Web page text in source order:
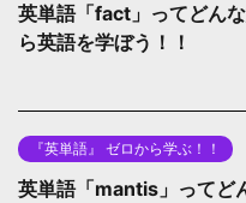
英単語「fact」ってどん
ら英語を学ぼう！！
『英単語』 ゼロから学ぶ！！
英単語「mantis」ってど